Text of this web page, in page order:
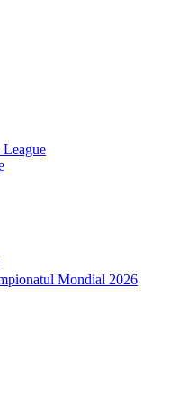
League
Mondial 2026